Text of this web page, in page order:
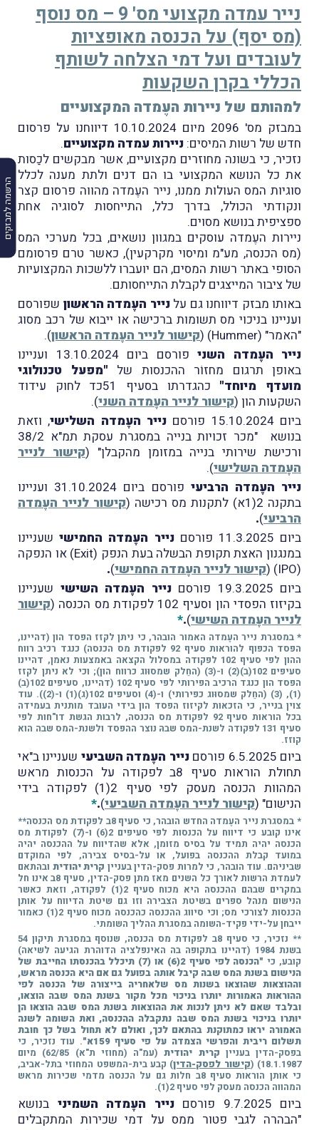
הרשמה למבזקים
נייר עמדה מקצועי מס' 9 – מס נוסף
(מס יסף) על הכנסה מאופציות
לעובדים ועל דמי הצלחה לשותף
הכללי בקרן השקעות
למהותם של ניירות העֶמדה המקצועיים
במבזק מס' 2096 מיום 10.10.2024 דיווחנו על פרסום
חדש של רשות המיסים: ניירות עמדה מקצועיים.
נזכיר, כי בשונה מחוזרים מקצועיים, אשר מבקשים לכַסות
את כל הנושא המקצועי בו הם דנים ולתת מענה לכלל
סוגיות המס העולות ממנו, נייר העֶמדה מהווה פרסום קצר
ונקודתי הכולל, בדרך כלל, התייחסות לסוגיה אחת
ספציפית בנושא מסוים.
ניירות העֶמדה עוסקים במגוון נושאים, בכל מערכי המס
(מס הכנסה, מע"מ ומיסוי מקרקעין), כאשר טרם פרסומם
הסופי באתר רשות המסים, הם יועברו ללשכות המקצועיות
של ציבור המייצגים לקבלת התייחסותם.
באותו מבזק דיווחנו גם עלנייר העֶמדה הראשון שפורסם
ועניינו בניכוי מס תשומות ברכישה או ייבוא של רכב מסוג
"האמר" (Hummer) (
קישור לנייר העֶמדה הראשון).
נייר העֶמדה השני
פורסם ביום 13.10.2024 ועניינו
באופן תרגום מחזוֹר ההכנסות של "מפעל טכנולוגי
מועדף מיוחד"
כהגדרתו בסעיף 51כד לחוק עידוד
השקעות הון (קישור לנייר העֶמדה השני).
ביום 15.10.2024 פורסם
נייר העֶמדה השלישי, וזאת
בנושא "מכר זכויות בנייה במסגרת עסקת תמ"א 38/2
ורכישת שירותי בנייה במזומן מהקבלן" (קישור לנייר
העֶמדה השלישי).
נייר העֶמדה הרביעי
פורסם ביום 31.10.2024 ועניינו
בתקנה 2(1א) לתקנות מס רכישה
(קישור לנייר העֶמדה
הרביעי)
.
ביום 11.3.2025 פורסם
נייר העֶמדה החמישישעניינו
במנגנון האצת תקופת הבשלה בעת הנפק (Exit) או הנפקה
(IPO)
(קישור לנייר העֶמדה החמישי)
.
ביום 19.3.2025 פורסם
נייר העֶמדה השישי שעניינו
בקיזוז הפסדי הון וסעיף 102 לפקודת מס הכנסה
(קישור
לנייר העֶמדה השישי)
.
*
*במסגרת נייר העֶמדה האמור הובהר, כי ניתן לקזז הפסד הון (דהיינו,
הפסד הכפוף להוראות סעיף 92 לפקודת מס הכנסה) כנגד רכיב רווח
ההון לפי סעיף 102 לפקודה במסלול הקצאה באמצעות נאמן, דהיינו
סעיפים 102(ב)(2) ו-(3) (החֵלק שמסוּוג כרווח הון); וכי לא ניתן לקזז
הפסד הון כנגד הרכיב הפירותי לפי סעיף 102 (דהיינו, סעיפים 102(ב)
(1), (3) (החֵלק שמסוּוג כפירותי) ו-(4) וסעיפים 102(ג)(1) ו-(2)). עוד
צוין בנייר, כי הזכאות לקיזוז הפסד הון בידי העובד מותנית בעמידה
בכל הוראות סעיף 92 לפקודת מס הכנסה, לרבות הגשת דו"חות לפי
סעיף 131 לפקודה לשנת-המס שבהּ נוצר ההפסד ולשנת-המס שבה הוא
קוזז.
ביום 6.5.2025 פורסם נייר העֶמדה השביעי שעניינו ב"אי
תחולת הוראות סעיף 8ב לפקודה על הכנסות מראש
המהוות הכנסה מעסק לפי סעיף 2(1) לפקודה בידי
הנישום" (קישור לנייר העֶמדה השביעי)
.
*
* במסגרת נייר העֶמדה החדש הובהר, כי סעיף 8ב לפקודת מס הכנסה**
אינו קובע כי דיווח על הכנסות לפי סעיפים 2(6) ו-(7) לפקודת מס
הכנסה יהיה תמיד על בסיס מזומן, אלא שהדיווח על ההכנסה יהיה
במועד קבלת ההכנסה בפועל, או על-בסיס צבירה, לפי המוקדם
שביניהם. עוד הובהר, כי למרות פסק-הדין בעניין קרית יהודית ובהתאם
לעמדת הרשות לאורך כל השנים מאז מתן פסק-הדין, סעיף 8ב אינו חל
במקרים שבהם ההכנסה היא מכוח סעיף 2(1) לפקודה, וזאת כאשר
הנישום מנהל ספרים בשיטת הצבירה וזו גם שיטת הדיווח על אותן
הכנסות לצורכי מס; וכי סיווג ההכנסה כהכנסה מכוח סעיף 2(1) כאמור
ייבחן על-ידי פקיד-השומה במסגרת ההליך השומתי.
** נזכיר, כי סעיף 8ב לפקודת מס הכנסה, שנוסף במסגרת תיקון 54
בשנת 1984 (דהיינו בתקופה בה האינפלציה הדוהרת הגיעה לשיאה)
קובע, כי
"הכנסה לפי סעיף 2(6) או (7) תיכלל בהכנסתו החייבת של
הנישום בשנת המס שבה קיבל אותה בפועל גם אם היא הכנסה מראש,
וההוצאות שהוצאו בשנות מס שלאחריה בייצורה של הכנסה לפי
ההוראות האמורות יותרו בניכוי מכל מקור בשנת המס שבה הוצאו,
ובלבד שאם לא ניתן לנכות את ההוצאות בשנת המס שבה הוצאו הן
יותרו בניכוי בשנת המס שבה נתקבלה ההכנסה, ואת השומה לשנה
האמורה יראו כמתוקנת בהתאם לכך, ואולם לא תחול בשל כך חובת
תשלום ריבית והפרשי הצמדה על פי סעיף 159א"
. עוד נזכיר, כי
בפסק-הדין בעניין קרית יהודית
(עמ"ה (מחוזי ת"א) 62/85) מיום
18.1.1987) (
קישור לפסק-הדין) קבע בית-המשפט המחוזי בתל-אביב,
כי אותן הוראות סעיף 8ב חלות גם על הכנסה מדמי שכירות מראש
המהווה הכנסה מעסק לפי סעיף 2(1).
ביום 9.7.2025 פורסם נייר העֶמדה השמיני בנושא
"הבהרה לגבי פטור ממס על דמי שכירות המתקבלים